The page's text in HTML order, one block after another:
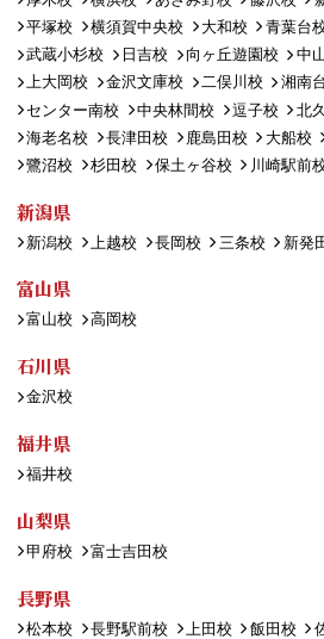
平塚校
横須賀中央校 大和校 青葉台
武蔵小杉校
日吉校 向ヶ丘遊園校 中
上大岡校
金沢文庫校 二俣川校 湘南
センター南校
中央林間校 逗子校 北
海老名校
長津田校 鹿島田校 大船校
鷺沼校
杉田校 保土ヶ谷校 川崎駅前
新潟県
新潟校 上越校 長岡校 三条校 新発
富山県
富山校 高岡校
石川県
金沢校
福井県
福井校
山梨県
甲府校 富士吉田校
長野県
松本校 長野駅前校 上田校 飯田校